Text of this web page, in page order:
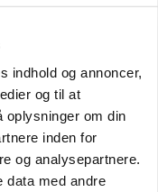
indhold og annoncer,
og til at
oplysninger om din
inden for
og analysepartnere.
data med andre
03. aug.
søges